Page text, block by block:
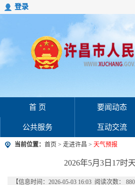
登录
首 页 要闻动态
公共服务 互动交流
当前位置： 首页 > 走进许昌 > 天气预报
2026年5月3日17时
【信息时间：2026-05-03 16:03 阅读次数： 880